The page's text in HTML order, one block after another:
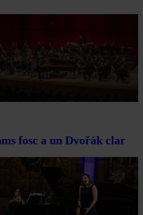
fosc a un Dvořák clar